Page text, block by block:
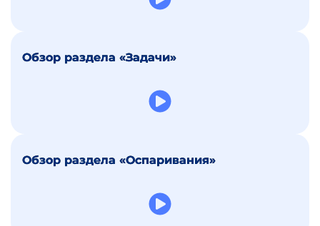
Обзор раздела «Задачи»
Обзор раздела «Оспаривания»